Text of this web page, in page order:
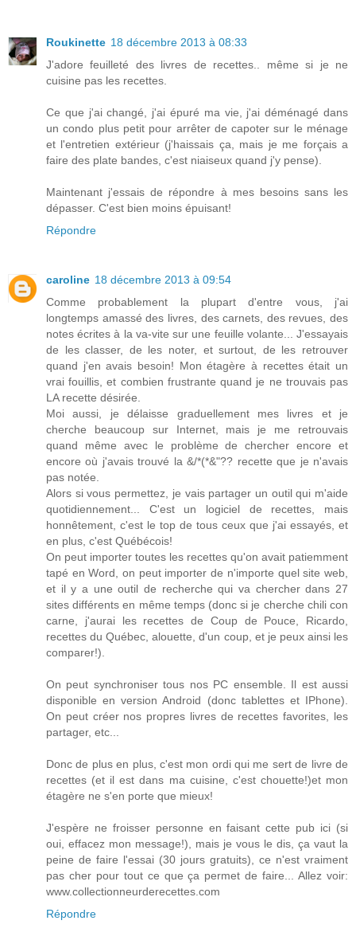
Roukinette 18 décembre 2013 à 08:33
J'adore feuilleté des livres de recettes.. même si je ne
cuisine pas les recettes.
Ce que j'ai changé, j'ai épuré ma vie, j'ai déménagé dans
un condo plus petit pour arrêter de capoter sur le ménage
et l'entretien extérieur (j'haissais ça, mais je me forçais a
faire des plate bandes, c'est niaiseux quand j'y pense).
Maintenant j'essais de répondre à mes besoins sans les
dépasser. C'est bien moins épuisant!
Répondre
caroline 18 décembre 2013 à 09:54
Comme probablement la plupart d'entre vous, j'ai
longtemps amassé des livres, des carnets, des revues, des
notes écrites à la va-vite sur une feuille volante... J'essayais
de les classer, de les noter, et surtout, de les retrouver
quand j'en avais besoin! Mon étagère à recettes était un
vrai fouillis, et combien frustrante quand je ne trouvais pas
LA recette désirée.
Moi aussi, je délaisse graduellement mes livres et je
cherche beaucoup sur Internet, mais je me retrouvais
quand même avec le problème de chercher encore et
encore où j'avais trouvé la &/*(*&"?? recette que je n'avais
pas notée.
Alors si vous permettez, je vais partager un outil qui m'aide
quotidiennement... C'est un logiciel de recettes, mais
honnêtement, c'est le top de tous ceux que j'ai essayés, et
en plus, c'est Québécois!
On peut importer toutes les recettes qu'on avait patiemment
tapé en Word, on peut importer de n'importe quel site web,
et il y a une outil de recherche qui va chercher dans 27
sites différents en même temps (donc si je cherche chili con
carne, j'aurai les recettes de Coup de Pouce, Ricardo,
recettes du Québec, alouette, d'un coup, et je peux ainsi les
comparer!).
On peut synchroniser tous nos PC ensemble. Il est aussi
disponible en version Android (donc tablettes et IPhone).
On peut créer nos propres livres de recettes favorites, les
partager, etc...
Donc de plus en plus, c'est mon ordi qui me sert de livre de
recettes (et il est dans ma cuisine, c'est chouette!)et mon
étagère ne s'en porte que mieux!
J'espère ne froisser personne en faisant cette pub ici (si
oui, effacez mon message!), mais je vous le dis, ça vaut la
peine de faire l'essai (30 jours gratuits), ce n'est vraiment
pas cher pour tout ce que ça permet de faire... Allez voir:
www.collectionneurderecettes.com
Répondre